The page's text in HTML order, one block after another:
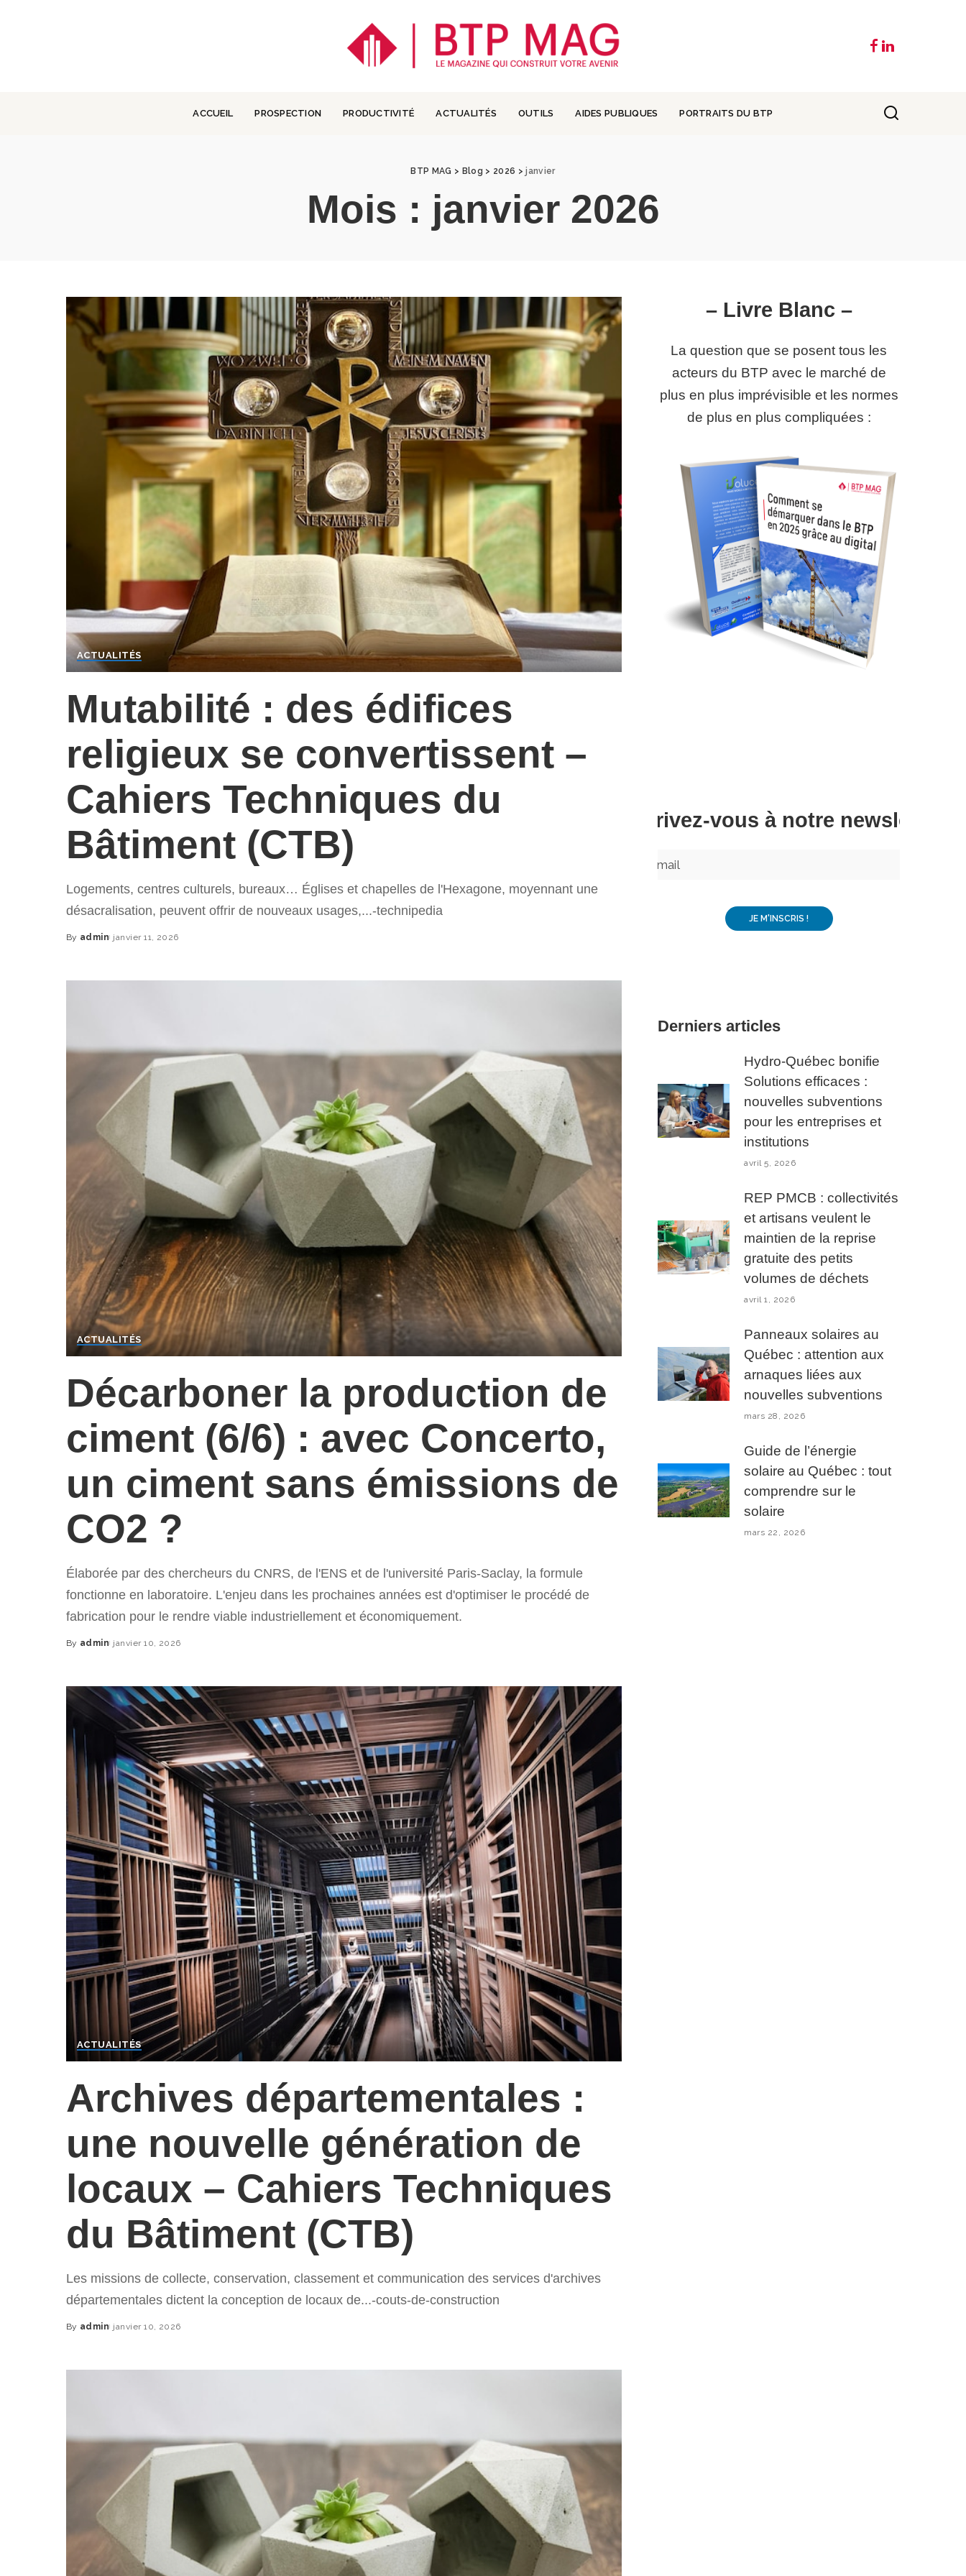
ACCUEIL PROSPECTION PRODUCTIVITÉ ACTUALITÉS OUTILS AIDES PUBLIQUES PORTRAITS DU BTP
BTP MAG > Blog > 2026 >janvier
Mois : janvier 2026
ACTUALITÉS
Mutabilité : des édifices
religieux se convertissent –
Cahiers Techniques du
Bâtiment (CTB)
Logements, centres culturels, bureaux… Églises et chapelles de l'Hexagone, moyennant une
désacralisation, peuvent offrir de nouveaux usages,...-technipedia
Posted
By admin janvier 11, 2026
ACTUALITÉS
Décarboner la production de
ciment (6/6) : avec Concerto,
un ciment sans émissions de
CO2 ?
Élaborée par des chercheurs du CNRS, de l'ENS et de l'université Paris-Saclay, la formule
fonctionne en laboratoire. L'enjeu dans les prochaines années est d'optimiser le procédé de
fabrication pour le rendre viable industriellement et économiquement.
Posted
By admin janvier 10, 2026
ACTUALITÉS
Archives départementales :
une nouvelle génération de
locaux – Cahiers Techniques
du Bâtiment (CTB)
Les missions de collecte, conservation, classement et communication des services d'archives
départementales dictent la conception de locaux de...-couts-de-construction
Posted
By admin janvier 10, 2026
– Livre Blanc –
La question que se posent tous les
acteurs du BTP avec le marché de
plus en plus imprévisible et les normes
de plus en plus compliquées :
– Inscrivez-vous à notre newsletter –
Derniers articles
Hydro-Québec bonifie
Solutions efficaces :
nouvelles subventions
pour les entreprises et
institutions
avril 5, 2026
REP PMCB : collectivités
et artisans veulent le
maintien de la reprise
gratuite des petits
volumes de déchets
avril 1, 2026
Panneaux solaires au
Québec : attention aux
arnaques liées aux
nouvelles subventions
mars 28, 2026
Guide de l’énergie
solaire au Québec : tout
comprendre sur le
solaire
mars 22, 2026